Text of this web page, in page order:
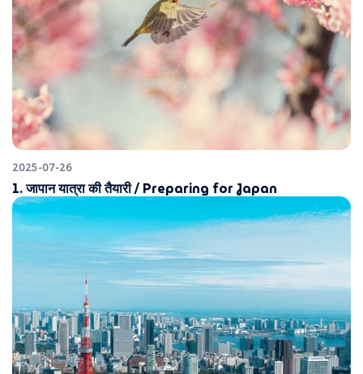
2025-07-26
1. जापान यात्रा की तैयारी / Preparing for Japan